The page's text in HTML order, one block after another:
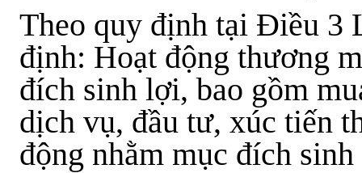
Theo quy định tại Điều 3
định: Hoạt động thương
đích sinh lợi, bao gồm
dịch vụ, đầu tư, xúc tiến
động nhằm mục đích